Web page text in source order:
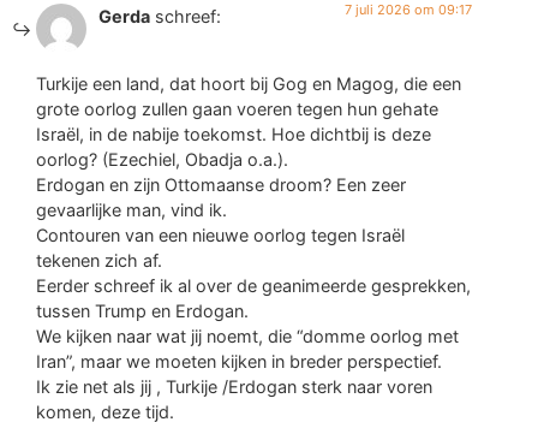
Gerda schreef: 7 juli 2026 om 09:17
Turkije een land, dat hoort bij Gog en Magog, die een
grote oorlog zullen gaan voeren tegen hun gehate
Israël, in de nabije toekomst. Hoe dichtbij is deze
oorlog? (Ezechiel, Obadja o.a.).
Erdogan en zijn Ottomaanse droom? Een zeer
gevaarlijke man, vind ik.
Contouren van een nieuwe oorlog tegen Israël
tekenen zich af.
Eerder schreef ik al over de geanimeerde gesprekken,
tussen Trump en Erdogan.
We kijken naar wat jij noemt, die “domme oorlog met
Iran”, maar we moeten kijken in breder perspectief.
Ik zie net als jij , Turkije /Erdogan sterk naar voren
komen, deze tijd.